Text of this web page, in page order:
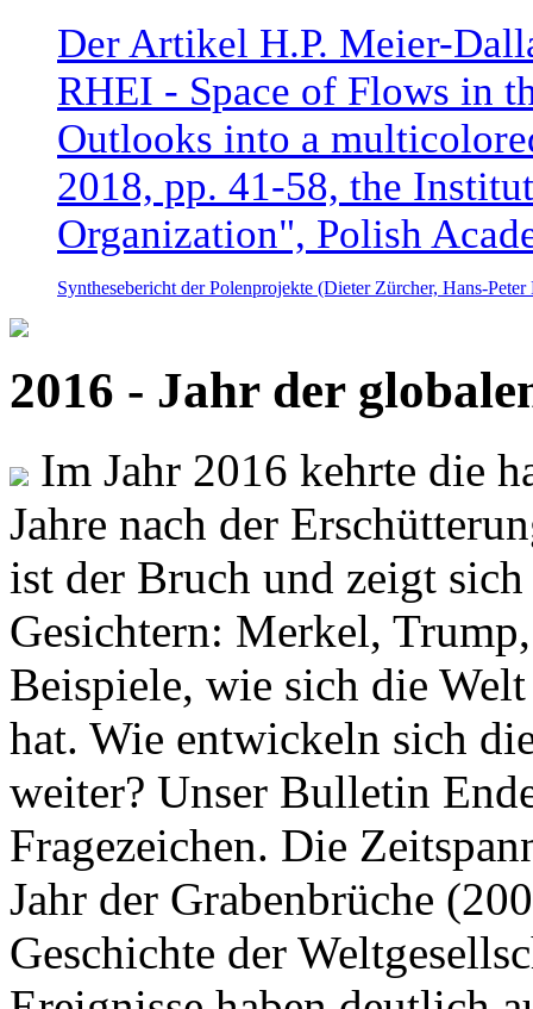
Der Artikel H.P. Meier-
RHEI - Space of Flows in
Outlooks into a
2018, pp. 41-58, the
Organization", Polish
Synthesebericht der Polenprojekte (Dieter Zürcher, Hans-
2016 - Jahr der
Im Jahr 2016 kehrte die
Jahre nach der
ist der Bruch und zeigt
Gesichtern: Merkel,
Beispiele, wie sich die
hat. Wie entwickeln sich
weiter? Unser Bulletin
Fragezeichen. Die
Jahr der Grabenbrüche
Geschichte der